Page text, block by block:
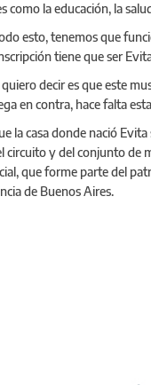
como la educación, la
esto, tenemos que
tiene que ser
decir es que este
en contra, hace falta
la casa donde nació
circuito y del conjunto de
que forme parte del
de Buenos Aires.